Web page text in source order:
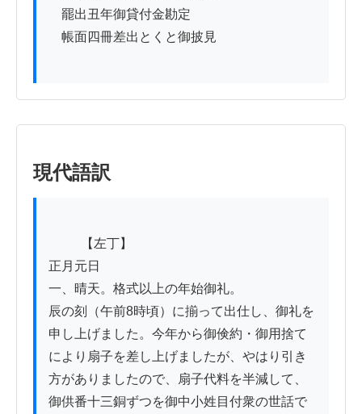
罷出丑年御貸付金勘定
帳面四冊差出とくと御披見
現代語訳
正月元日
一、晴天。格式以上の年始御礼。
辰の刻（午前8時頃）に揃って出仕し、御礼を
申し上げました。今年から御倹約・御用捨て
により扇子を差し上げましたが、やはり引き
方がありましたので、扇子代料を半減して、
御供番十三銅ずつを御中小姓目付衆の世話で